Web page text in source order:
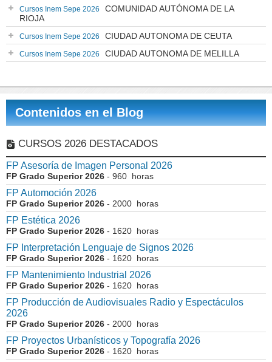
Cursos Inem Sepe 2026
COMUNIDAD AUTÓNOMA DE LA
RIOJA
Cursos Inem Sepe 2026 CIUDAD AUTONOMA DE CEUTA
Cursos Inem Sepe 2026 CIUDAD AUTONOMA DE MELILLA
Contenidos en el Blog
CURSOS 2026 DESTACADOS
FP Asesoría de Imagen Personal 2026
FP Grado Superior 2026 - 960 horas
FP Automoción 2026
FP Grado Superior 2026 - 2000 horas
FP Estética 2026
FP Grado Superior 2026 - 1620 horas
FP Interpretación Lenguaje de Signos 2026
FP Grado Superior 2026 - 1620 horas
FP Mantenimiento Industrial 2026
FP Grado Superior 2026 - 1620 horas
FP Producción de Audiovisuales Radio y Espectáculos
2026
FP Grado Superior 2026 - 2000 horas
FP Proyectos Urbanísticos y Topografía 2026
FP Grado Superior 2026 - 1620 horas